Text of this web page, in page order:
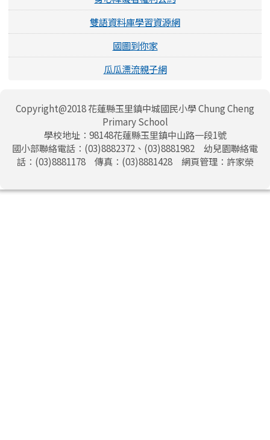
雙語資料庫學習資源網
國圖到你家
瓜瓜漂流親子網
頁尾區域內容
Copyright@2018 花蓮縣玉里鎮中城國民小學 Chung Cheng
Primary School
學校地址：98148花蓮縣玉里鎮中山路一段1號
國小部聯絡電話：(03)8882372、(03)8881982 幼兒園聯絡電
話：(03)8881178 傳真：(03)8881428 網頁管理：許家榮